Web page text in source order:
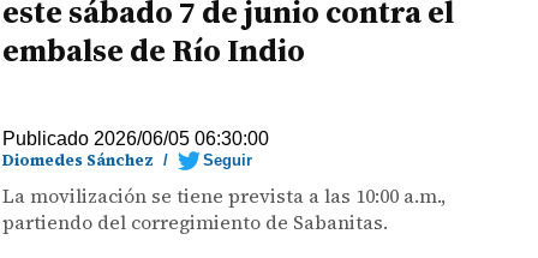
este sábado 7 de junio contra el
embalse de Río Indio
Publicado 2026/06/05 06:30:00
Diomedes Sánchez / Seguir
La movilización se tiene prevista a las 10:00 a.m.,
partiendo del corregimiento de Sabanitas.